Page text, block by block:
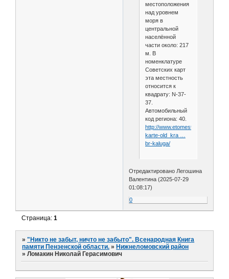
местоположения
над уровнем
моря в
центральной
населённой
части около: 217
м. В
номенклатуре
Советских карт
эта местность
относится к
квадрату: N-37-
37.
Автомобильный
код региона: 40.
http://www.etomesto.ru/na-
karte-old_kra …
br-kaluga/
Отредактировано Легошина
Валентина (2025-07-29
01:08:17)
0
Страница:1
»"Никто не забыт, ничто не забыто". Всенародная Книга
памяти Пензенской области. »Нижнеломовский район
»Ломакин Николай Герасимович